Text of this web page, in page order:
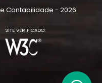
Contabilidade - 2026
SITE VERIFICADO: